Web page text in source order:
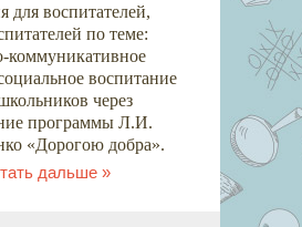
для воспитателей,
по теме:
коммуникативное
воспитание
через
программы Л.И.
«Дорогою добра».
дальше »